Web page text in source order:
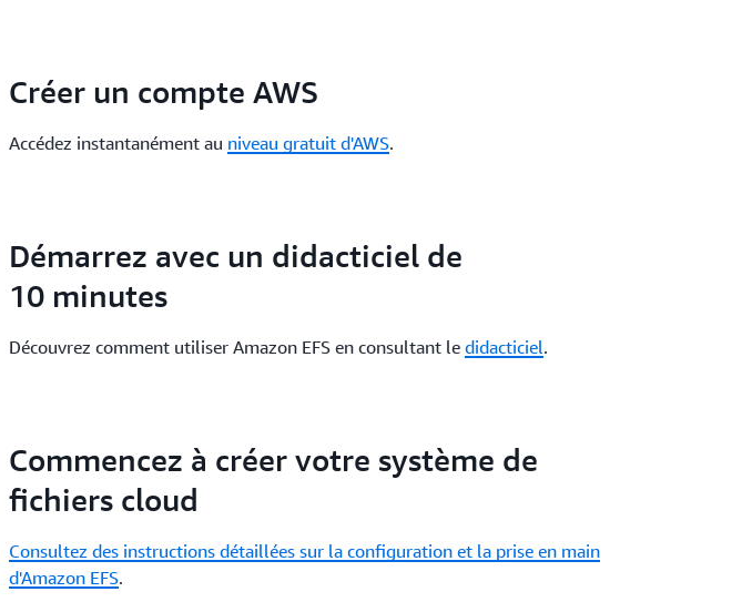
1.
Créer un compte AWS
Accédez instantanément au niveau gratuit d'AWS.
2.
Démarrez avec un didacticiel de
10 minutes
Découvrez comment utiliser Amazon EFS en consultant ledidacticiel.
3.
Commencez à créer votre système de
fichiers cloud
Consultez des instructions détaillées sur la configuration et la prise en main
d'Amazon EFS.